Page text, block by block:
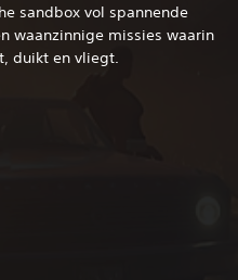
sandbox vol spannende
waanzinnige missies waarin
duikt en vliegt.